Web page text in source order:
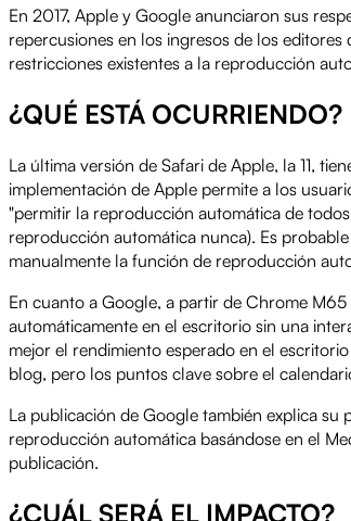
En 2017, Apple y Google anunciaron sus
repercusiones en los ingresos de los
restricciones existentes a la reproducción
¿QUÉ ESTÁ OCURRIENDO?
La última versión de Safari de Apple, la 11,
implementación de Apple permite a los
"permitir la reproducción automática de
reproducción automática nunca). Es
manualmente la función de reproducción
En cuanto a Google, a partir de Chrome
automáticamente en el escritorio sin una
mejor el rendimiento esperado en el
blog, pero los puntos clave sobre el
La publicación de Google también explica
reproducción automática basándose en el
publicación.
¿CUÁL SERÁ EL IMPACTO?